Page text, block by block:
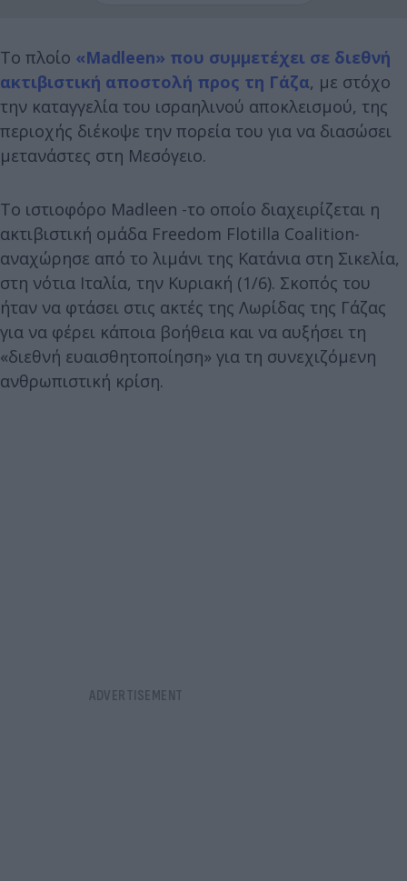
Το πλοίο «Madleen» που συμμετέχει σε διεθνή
ακτιβιστική αποστολή προς τη Γάζα, με στόχο
την καταγγελία του ισραηλινού αποκλεισμού, της
περιοχής διέκοψε την πορεία του για να διασώσει
μετανάστες στη Μεσόγειο.
Το ιστιοφόρο Madleen -το οποίο διαχειρίζεται η
ακτιβιστική ομάδα Freedom Flotilla Coalition-
αναχώρησε από το λιμάνι της Κατάνια στη Σικελία,
στη νότια Ιταλία, την Κυριακή (1/6). Σκοπός του
ήταν να φτάσει στις ακτές της Λωρίδας της Γάζας
για να φέρει κάποια βοήθεια και να αυξήσει τη
«διεθνή ευαισθητοποίηση» για τη συνεχιζόμενη
ανθρωπιστική κρίση.